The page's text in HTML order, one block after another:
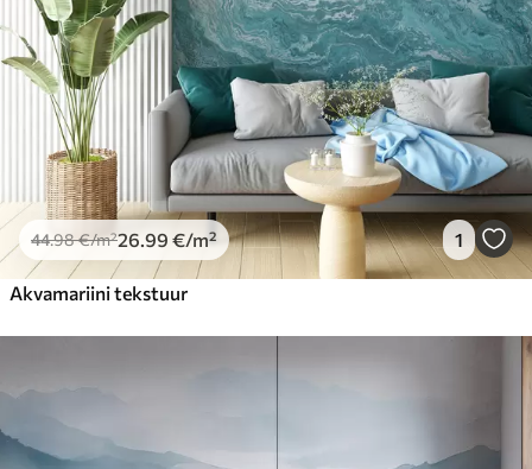
44.98€/m²26 .99 €/m² 1
Akvamariini tekstuur